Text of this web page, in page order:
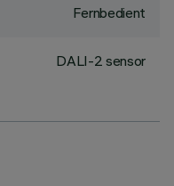
Fernbedient
DALI-2 sensor